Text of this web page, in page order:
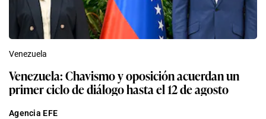
Venezuela
Venezuela: Chavismo y oposición acuerdan un
primer ciclo de diálogo hasta el 12 de agosto
Agencia EFE